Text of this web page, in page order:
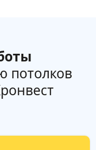
потолков